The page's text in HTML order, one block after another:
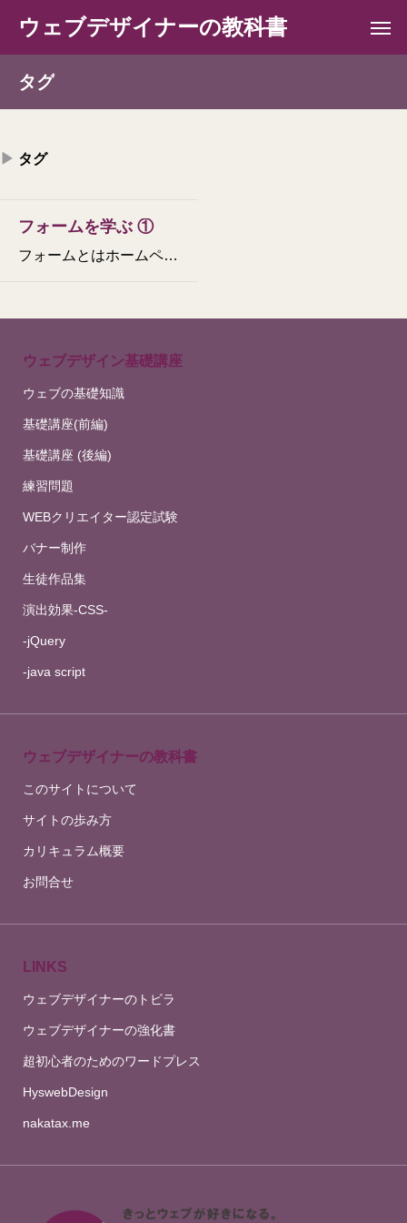
ウェブデザイナーの教科書
タグ
タグ
フォームを学ぶ ①
フォームとはホームページには、「お問い合わせ」や「資料請求」などのページが用意されています。氏名や住所、メールアドレスなど項目別に入力し、個人データを収集するコンテンツをフォームと言います。情報が一方的に流れる従来のメディアと異なり、ユーザー（クライアント）が即時にサーバーに情報を送り返す
ウェブデザイン基礎講座
ウェブの基礎知識
基礎講座(前編)
基礎講座 (後編)
練習問題
WEBクリエイター認定試験
バナー制作
生徒作品集
演出効果-CSS-
-jQuery
-java script
ウェブデザイナーの教科書
このサイトについて
サイトの歩み方
カリキュラム概要
お問合せ
LINKS
ウェブデザイナーのトビラ
ウェブデザイナーの強化書
超初心者のためのワードプレス
HyswebDesign
nakatax.me